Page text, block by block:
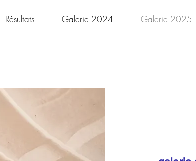
Résultats Galerie 2024 Galerie 2025